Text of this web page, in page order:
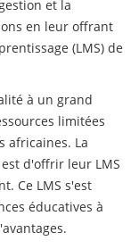
et la
en leur offrant
(LMS) de
à un grand
limitées
africaines. La
d'offrir leur LMS
Ce LMS s'est
éducatives à